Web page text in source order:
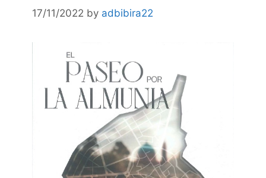
17/11/2022 by adbibira22